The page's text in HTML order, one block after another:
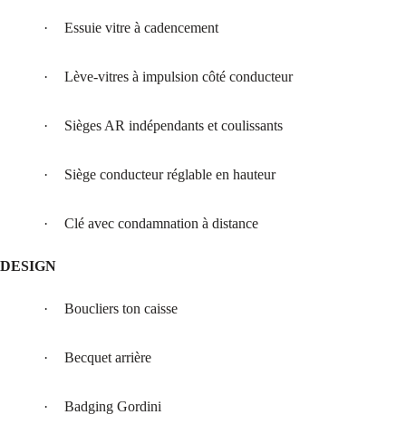
· Essuie vitre à cadencement
· Lève-vitres à impulsion côté conducteur
· Sièges AR indépendants et coulissants
· Siège conducteur réglable en hauteur
· Clé avec condamnation à distance
DESIGN
· Boucliers ton caisse
· Becquet arrière
· Badging Gordini